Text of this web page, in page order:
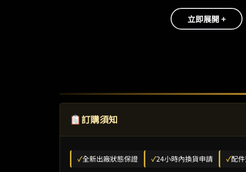
立即展開 +
訂購須知
✓全新出廠狀態保證 ✓24小時內換貨申請 ✓配